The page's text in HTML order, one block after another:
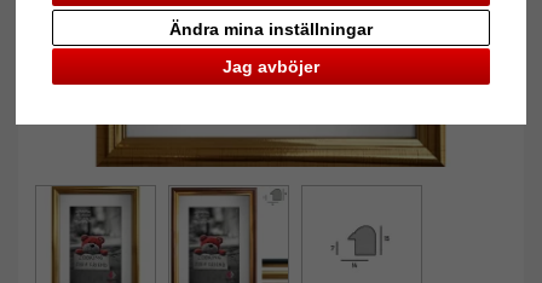
Jag avböjer
Ändra mina inställningar